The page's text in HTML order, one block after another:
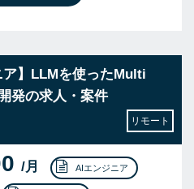
ア】LLMを使ったMulti
発の求人・案件
リモート
/月 AIエンジニア